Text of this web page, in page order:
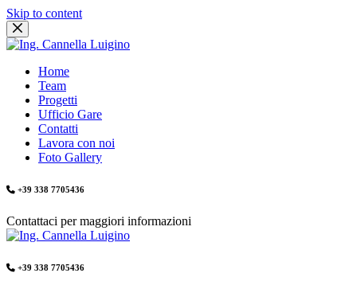
Skip to content
Home
Team
Progetti
Ufficio Gare
Contatti
Lavora con noi
Foto Gallery
+39 338 7705436
Contattaci per maggiori informazioni
+39 338 7705436